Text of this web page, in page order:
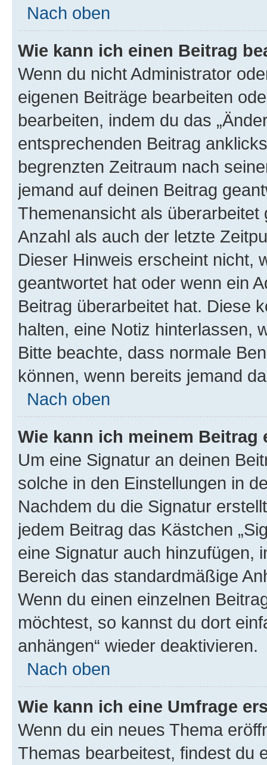
Nach oben
Wie kann ich einen Beitrag
Wenn du nicht Administrator
eigenen Beiträge bearbeiten
bearbeiten, indem du das
entsprechenden Beitrag
begrenzten Zeitraum nach
jemand auf deinen Beitrag
Themenansicht als
Anzahl als auch der letzte
Dieser Hinweis erscheint nicht,
geantwortet hat oder wenn ein
Beitrag überarbeitet hat. Diese
halten, eine Notiz hinterlassen,
Bitte beachte, dass normale
können, wenn bereits jemand
Nach oben
Wie kann ich meinem
Um eine Signatur an deinen
solche in den Einstellungen in
Nachdem du die Signatur
jedem Beitrag das Kästchen
eine Signatur auch hinzufügen,
Bereich das standardmäßige
Wenn du einen einzelnen
möchtest, so kannst du dort
anhängen“ wieder deaktivieren.
Nach oben
Wie kann ich eine Umfrage
Wenn du ein neues Thema
Themas bearbeitest, findest du